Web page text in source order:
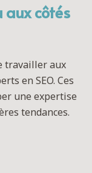
aux côtés
travailler aux
en SEO. Ces
une expertise
tendances.